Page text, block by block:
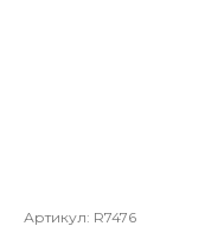
Артикул: R7476